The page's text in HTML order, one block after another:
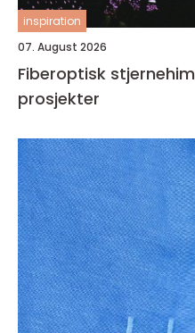
inspiration
07. August 2026
Fiberoptisk
prosjekter